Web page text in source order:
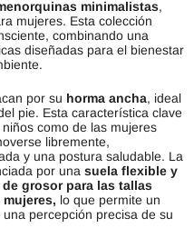
minimalistas,
mujeres. Esta colección
combinando una
diseñadas para el bienestar
por su horma ancha, ideal
pie. Esta característica clave
como de las mujeres
libremente,
y una postura saludable. La
por una suela flexible y
de grosor para las tallas
lo que permite un
percepción precisa de su